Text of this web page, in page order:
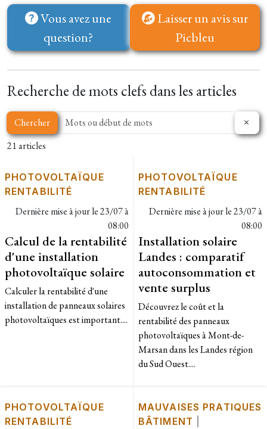
Vous avez une
question?
Laisser un avis sur
Picbleu
Recherche de mots clefs dans les articles
Chercher
21 articles
PHOTOVOLTAÏQUE
RENTABILITÉ
Dernière mise à jour le23/07 à
08:00
Calcul de la rentabilité
d'une installation
photovoltaïque solaire
Calculer la rentabilité d'une
installation de panneaux solaires
photovoltaïques est important....
PHOTOVOLTAÏQUE
RENTABILITÉ
Dernière mise à jour le23/07 à
08:00
Installation solaire
Landes : comparatif
autoconsommation et
vente surplus
Découvrez le coût et la
rentabilité des panneaux
photovoltaïques à Mont-de-
Marsan dans les Landes région
du Sud Ouest....
PHOTOVOLTAÏQUE
RENTABILITÉ
MAUVAISES PRATIQUES
BÂTIMENT